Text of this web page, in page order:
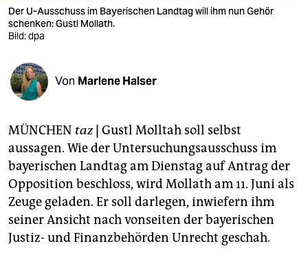
verlag
veranstaltungen
shop
fragen & hilfe
abo
genossenschaft
epaper login
Der U-Ausschuss im Bayerischen Landtag will ihm nun Gehör
schenken: Gustl Mollath.
Bild: dpa
Von Marlene Halser
MÜNCHEN taz | Gustl Molltah soll selbst
aussagen. Wie der Untersuchungsausschuss im
bayerischen Landtag am Dienstag auf Antrag der
Opposition beschloss, wird Mollath am 11. Juni als
Zeuge geladen. Er soll darlegen, inwiefern ihm
seiner Ansicht nach vonseiten der bayerischen
Justiz- und Finanzbehörden Unrecht geschah.